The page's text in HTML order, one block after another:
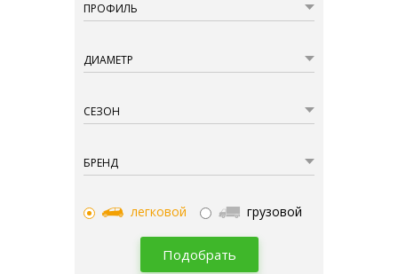
ПРОФИЛЬ
ДИАМЕТР
СЕЗОН
БРЕНД
легковой грузовой
Подобрать